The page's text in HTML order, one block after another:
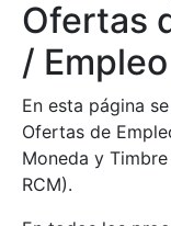
Mostrar/Ocultar
Mostrar/Ocultar
Ofertas
/
En esta página
Ofertas de
Moneda y
RCM).